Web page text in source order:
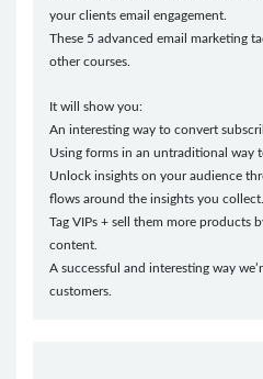
your clients email engagement.
These 5 advanced email marketing
other courses.
It will show you:
An interesting way to convert
Using forms in an untraditional way
Unlock insights on your audience
flows around the insights you collect.
Tag VIPs + sell them more products
content.
A successful and interesting way
customers.